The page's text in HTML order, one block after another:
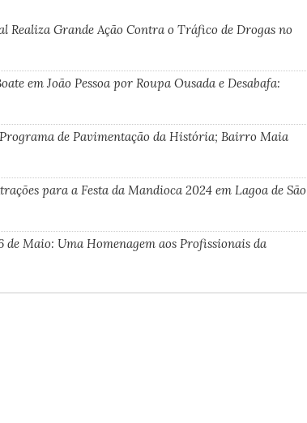
Realiza Grande Ação Contra o Tráfico de Drogas no
em João Pessoa por Roupa Ousada e Desabafa:
de Pavimentação da História; Bairro Maia
para a Festa da Mandioca 2024 em Lagoa de São
de Maio: Uma Homenagem aos Profissionais da